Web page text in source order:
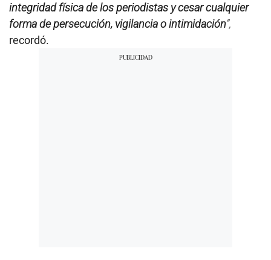
integridad física de los periodistas y cesar cualquier
forma de persecución, vigilancia o intimidación”,
recordó.